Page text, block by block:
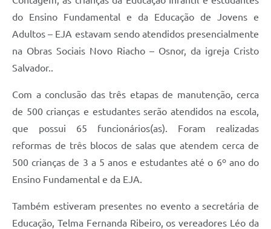
do Ensino Fundamental e da Educação de Jovens e
Adultos – EJA estavam sendo atendidos presencialmente
na Obras Sociais Novo Riacho – Osnor, da igreja Cristo
Salvador..
Com a conclusão das três etapas de manutenção, cerca
de 500 crianças e estudantes serão atendidos na escola,
que possui 65 funcionários(as). Foram realizadas
reformas de três blocos de salas que atendem cerca de
500 crianças de 3 a 5 anos e estudantes até o 6º ano do
Ensino Fundamental e da EJA.
Também estiveram presentes no evento a secretária de
Educação, Telma Fernanda Ribeiro, os vereadores Léo da